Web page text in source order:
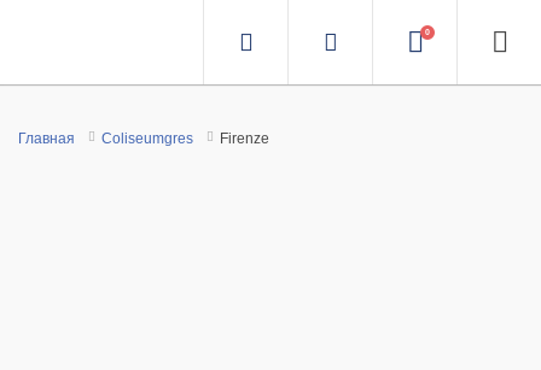
0
Главная Coliseumgres Firenze